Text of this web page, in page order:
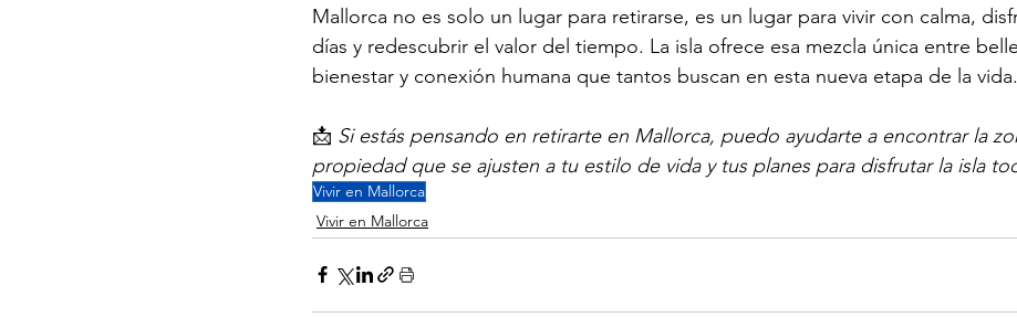
Mallorca no es solo un lugar para retirarse, es un lugar para vivir con calma,
días y redescubrir el valor del tiempo. La isla ofrece esa mezcla única entre
bienestar y conexión humana que tantos buscan en esta nueva etapa de la vida.
📩 Si estás pensando en retirarte en Mallorca, puedo ayudarte a encontrar la
propiedad que se ajusten a tu estilo de vida y tus planes para disfrutar la isla
Vivir en Mallorca
Vivir en Mallorca